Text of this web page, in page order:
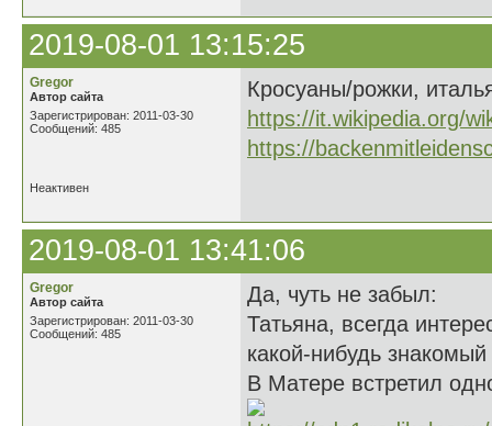
2019-08-01 13:15:25
Gregor
Автор сайта
Зарегистрирован: 2011-03-30
Сообщений: 485
Кросуаны/рожки,
https://it.wikipedia.org/
https://
Неактивен
2019-08-01 13:41:06
Gregor
Автор сайта
Зарегистрирован: 2011-03-30
Сообщений: 485
Да, чуть не забыл:
Татьяна, всегда
какой-нибудь знакомый
В Матере встретил